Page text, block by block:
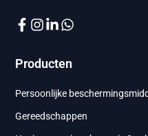
Producten
Persoonlijke
Gereedschappen